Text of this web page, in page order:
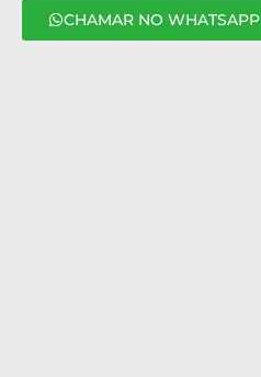
CHAMAR NO WHATSAPP